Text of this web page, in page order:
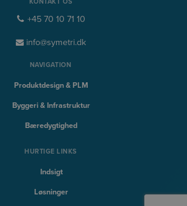
KONTAKT OS
+45 70 10 71 10
info@symetri.dk
NAVIGATION
Produktdesign & PLM
Byggeri & Infrastruktur
Bæredygtighed
HURTIGE LINKS
Indsigt
Løsninger